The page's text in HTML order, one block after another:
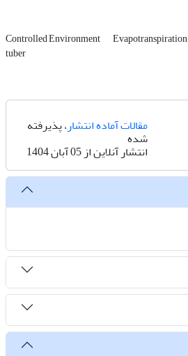
Controlled Environment Evapotranspiration
tuber
مقالات آماده انتشار، پذیرفته
شده
انتشار آنلاین از 05 آبان 1404